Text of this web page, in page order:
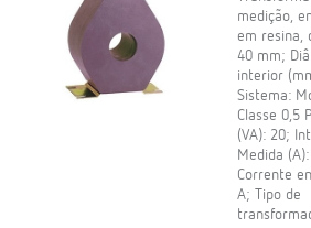
medição,
em resina,
40 mm;
interior
Sistema:
Classe 0,5
(VA): 20;
Medida
Corrente
A; Tipo de